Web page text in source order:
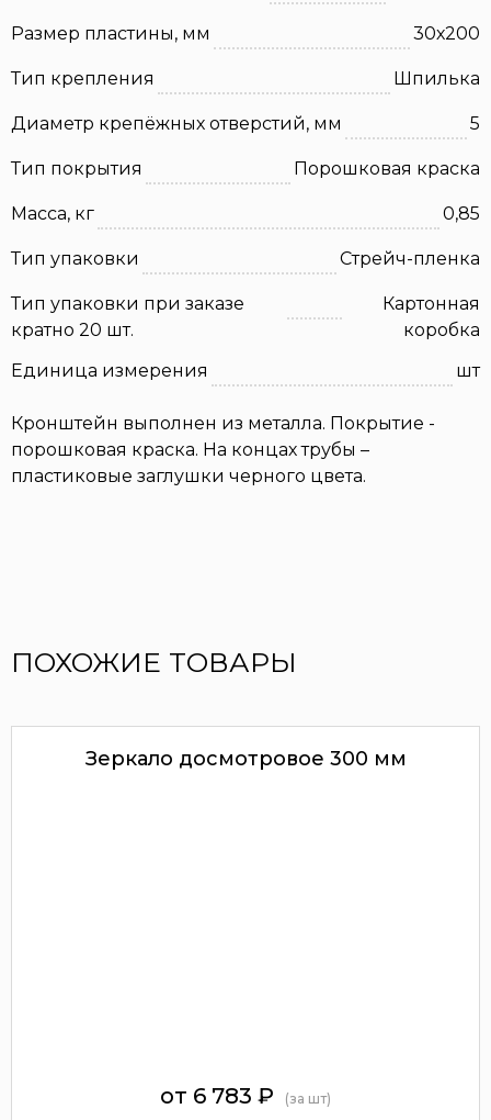
Размер пластины, мм 30х200
Тип крепления Шпилька
Диаметр крепёжных отверстий, мм 5
Тип покрытия Порошковая краска
Масса, кг 0,85
Тип упаковки Стрейч-пленка
Тип упаковки при заказе
кратно 20 шт.
Картонная
коробка
Единица измерения
шт
Кронштейн выполнен из металла. Покрытие -
порошковая краска. На концах трубы –
пластиковые заглушки черного цвета.
ПОХОЖИЕ ТОВАРЫ
Зеркало досмотровое 300 мм
от 6 783 ₽ (за шт)